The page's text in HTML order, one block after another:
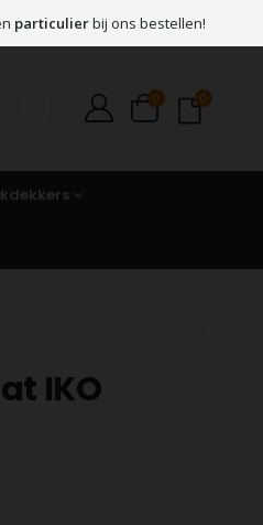
particulierbij ons bestellen!
0 0
IKO